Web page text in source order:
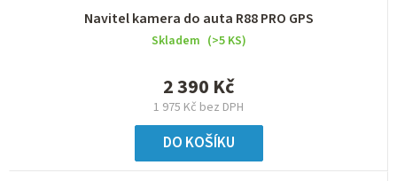
Navitel kamera do auta R88 PRO GPS
Skladem (>5 KS)
1 975 Kč bez DPH
2 390 Kč
DO KOŠÍKU